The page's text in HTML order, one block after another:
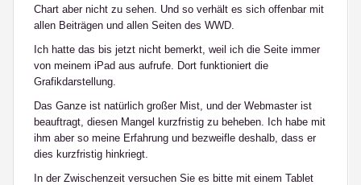
Chart aber nicht zu sehen. Und so verhält es sich offenbar mit
allen Beiträgen und allen Seiten des WWD.
Ich hatte das bis jetzt nicht bemerkt, weil ich die Seite immer
von meinem iPad aus aufrufe. Dort funktioniert die
Grafikdarstellung.
Das Ganze ist natürlich großer Mist, und der Webmaster ist
beauftragt, diesen Mangel kurzfristig zu beheben. Ich habe mit
ihm aber so meine Erfahrung und bezweifle deshalb, dass er
dies kurzfristig hinkriegt.
In der Zwischenzeit versuchen Sie es bitte mit einem Tablet